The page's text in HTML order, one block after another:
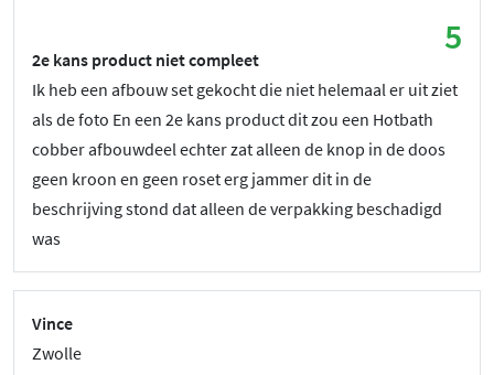
5
2e kans product niet compleet
Ik heb een afbouw set gekocht die niet helemaal er uit ziet
als de foto En een 2e kans product dit zou een Hotbath
cobber afbouwdeel echter zat alleen de knop in de doos
geen kroon en geen roset erg jammer dit in de
beschrijving stond dat alleen de verpakking beschadigd
was
Vince
Zwolle